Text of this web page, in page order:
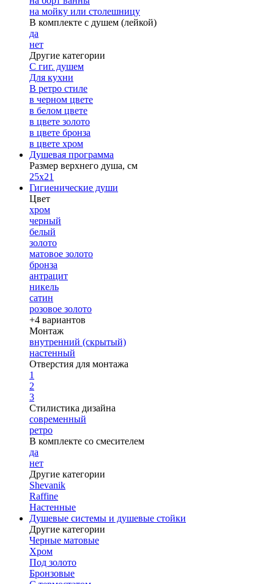
на мойку или столешницу
В комплекте с душем (лейкой)
да
нет
Другие категории
С гиг. душем
Для кухни
В ретро стиле
в черном цвете
в белом цвете
в цвете золото
в цвете бронза
в цвете хром
Душевая программа
Размер верхнего душа, см
25х21
Гигиенические души
Цвет
хром
черный
белый
золото
матовое золото
бронза
антрацит
никель
сатин
розовое золото
+4 вариантов
Монтаж
внутренний (скрытый)
настенный
Отверстия для монтажа
1
2
3
Стилистика дизайна
современный
ретро
В комплекте со смесителем
да
нет
Другие категории
Shevanik
Raffine
Настенные
Душевые системы и душевые стойки
Другие категории
Черные матовые
Хром
Под золото
Бронзовые